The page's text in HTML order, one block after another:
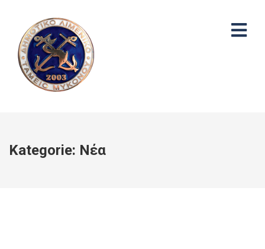
Kategorie: Νέα